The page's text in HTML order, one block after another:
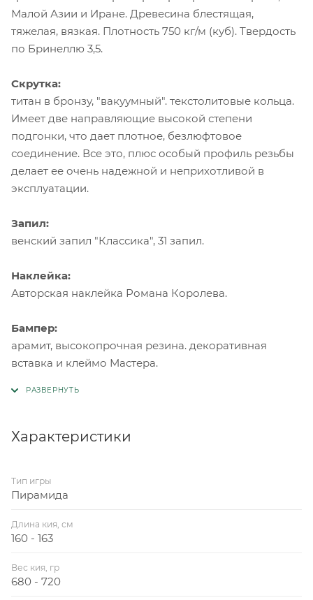
Малой Азии и Иране. Древесина блестящая,
тяжелая, вязкая. Плотность 750 кг/м (куб). Твердость
по Бринеллю 3,5.
Скрутка:
титан в бронзу, "вакуумный". текстолитовые кольца.
Имеет две направляющие высокой степени
подгонки, что дает плотное, безлюфтовое
соединение. Все это, плюс особый профиль резьбы
делает ее очень надежной и неприхотливой в
эксплуатации.
Запил:
венский запил "Классика", 31 запил.
Наклейка:
Авторская наклейка Романа Королева.
Бампер:
арамит, высокопрочная резина. декоративная
вставка и клеймо Мастера.
Характеристики
Тип игры
Пирамида
Длина кия, см
160 - 163
Вес кия, гр
680 - 720